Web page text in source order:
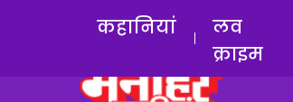
कहानियां
लव
क्राइम